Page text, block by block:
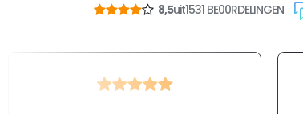
8,5uit1531 BE00RDELINGEN